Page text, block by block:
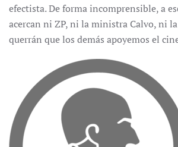
efectista. De forma incomprensible, a
acercan ni ZP, ni la ministra Calvo, ni
querrán que los demás apoyemos el